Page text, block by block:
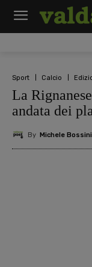
Sport Calcio
La
andata dei
By Michele Bossini